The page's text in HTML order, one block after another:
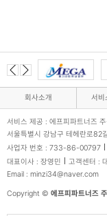
회사소개 서비
서비스 제공 : 에프피파트너즈
서울특별시 강남구 테헤란로82
사업자 번호 : 733-86-00797
대표이사 : 장영민
고객센터 :
Email : minzi34@naver.com
Copyright © 에프피파트너즈